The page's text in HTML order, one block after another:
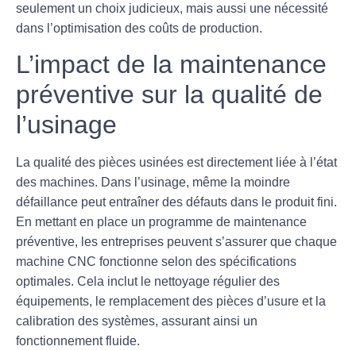
seulement un choix judicieux, mais aussi une nécessité
dans l’optimisation des coûts de production.
L’impact de la maintenance
préventive sur la qualité de
l’usinage
La qualité des pièces usinées est directement liée à l’état
des machines. Dans l’usinage, même la moindre
défaillance peut entraîner des défauts dans le produit fini.
En mettant en place un programme de maintenance
préventive, les entreprises peuvent s’assurer que chaque
machine CNC fonctionne selon des spécifications
optimales. Cela inclut le nettoyage régulier des
équipements, le remplacement des pièces d’usure et la
calibration des systèmes, assurant ainsi un
fonctionnement fluide.